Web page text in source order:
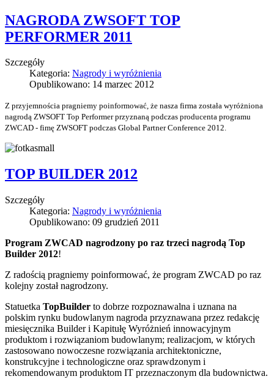
NAGRODA ZWSOFT TOP
PERFORMER 2011
Szczegóły
Kategoria: Nagrody i wyróżnienia
Opublikowano: 14 marzec 2012
Z przyjemnościa pragniemy poinformować, że nasza firma została wyróżniona
nagrodą ZWSOFT Top Performer przyznaną podczas producenta programu
ZWCAD - fimę ZWSOFT podczas Global Partner Conference 2012.
TOP BUILDER 2012
Szczegóły
Kategoria: Nagrody i wyróżnienia
Opublikowano: 09 grudzień 2011
Program ZWCAD nagrodzony po raz trzeci nagrodą Top
Builder 2012!
Z radością pragniemy poinformować, że program ZWCAD po raz
kolejny został nagrodzony.
Statuetka TopBuilder to dobrze rozpoznawalna i uznana na
polskim rynku budowlanym nagroda przyznawana przez redakcję
miesięcznika Builder i Kapitułę Wyróżnień innowacyjnym
produktom i rozwiązaniom budowlanym; realizacjom, w których
zastosowano nowoczesne rozwiązania architektoniczne,
konstrukcyjne i technologiczne oraz sprawdzonym i
rekomendowanym produktom IT przeznaczonym dla budownictwa.